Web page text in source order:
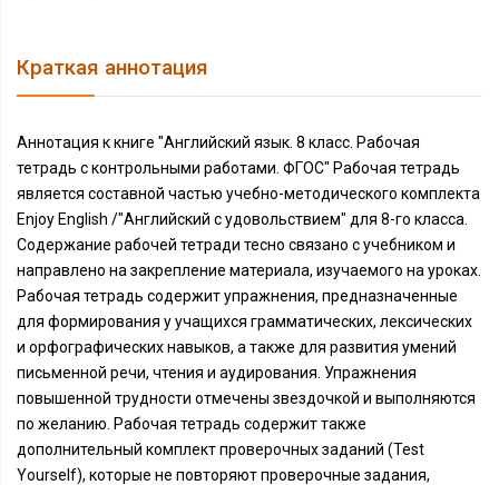
Краткая аннотация
Аннотация к книге "Английский язык. 8 класс. Рабочая
тетрадь с контрольными работами. ФГОС" Рабочая тетрадь
является составной частью учебно-методического комплекта
Enjoy English /"Английский с удовольствием" для 8-го класса.
Содержание рабочей тетради тесно связано с учебником и
направлено на закрепление материала, изучаемого на уроках.
Рабочая тетрадь содержит упражнения, предназначенные
для формирования у учащихся грамматических, лексических
и орфографических навыков, а также для развития умений
письменной речи, чтения и аудирования. Упражнения
повышенной трудности отмечены звездочкой и выполняются
по желанию. Рабочая тетрадь содержит также
дополнительный комплект проверочных заданий (Test
Yourself), которые не повторяют проверочные задания,